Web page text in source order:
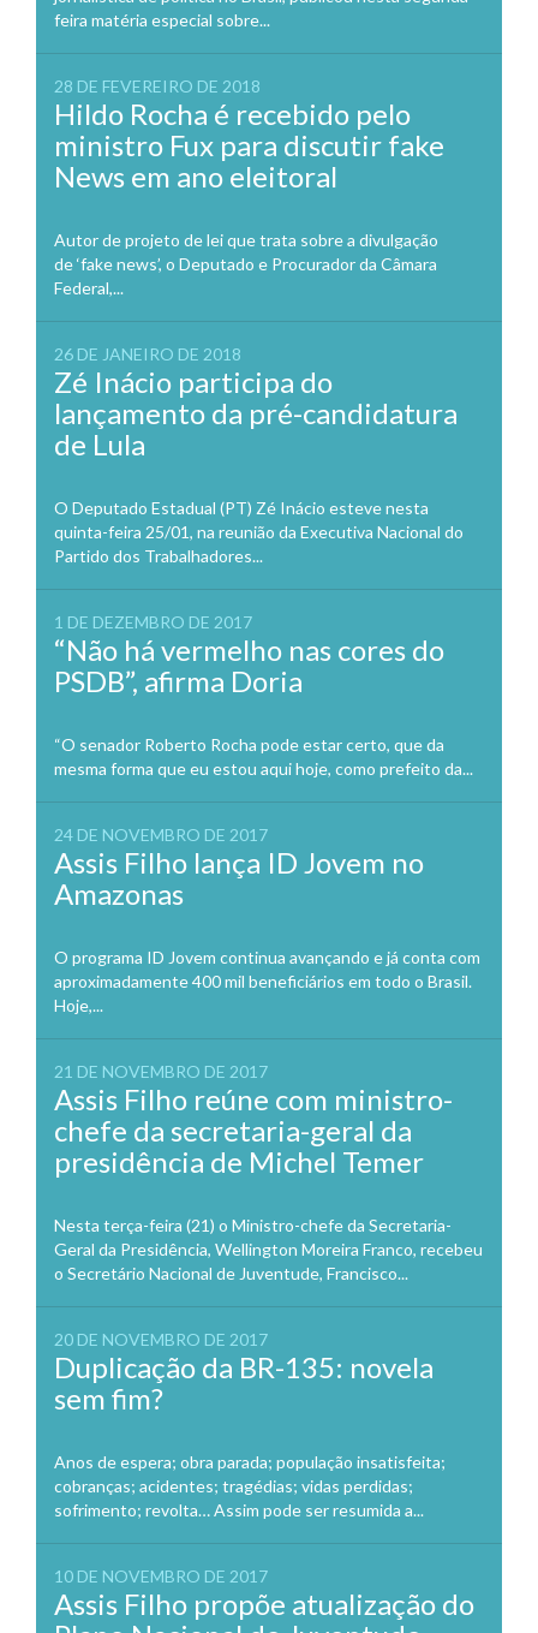
feira matéria especial sobre...
28 DE FEVEREIRO DE 2018
Hildo Rocha é recebido pelo
ministro Fux para discutir fake
News em ano eleitoral
Autor de projeto de lei que trata sobre a divulgação
de ‘fake news’, o Deputado e Procurador da Câmara
Federal,...
26 DE JANEIRO DE 2018
Zé Inácio participa do
lançamento da pré-candidatura
de Lula
O Deputado Estadual (PT) Zé Inácio esteve nesta
quinta-feira 25/01, na reunião da Executiva Nacional do
Partido dos Trabalhadores...
1 DE DEZEMBRO DE 2017
“Não há vermelho nas cores do
PSDB”, afirma Doria
“O senador Roberto Rocha pode estar certo, que da
mesma forma que eu estou aqui hoje, como prefeito da...
24 DE NOVEMBRO DE 2017
Assis Filho lança ID Jovem no
Amazonas
O programa ID Jovem continua avançando e já conta com
aproximadamente 400 mil beneficiários em todo o Brasil.
Hoje,...
21 DE NOVEMBRO DE 2017
Assis Filho reúne com ministro-
chefe da secretaria-geral da
presidência de Michel Temer
Nesta terça-feira (21) o Ministro-chefe da Secretaria-
Geral da Presidência, Wellington Moreira Franco, recebeu
o Secretário Nacional de Juventude, Francisco...
20 DE NOVEMBRO DE 2017
Duplicação da BR-135: novela
sem fim?
Anos de espera; obra parada; população insatisfeita;
cobranças; acidentes; tragédias; vidas perdidas;
sofrimento; revolta… Assim pode ser resumida a...
10 DE NOVEMBRO DE 2017
Assis Filho propõe atualização do